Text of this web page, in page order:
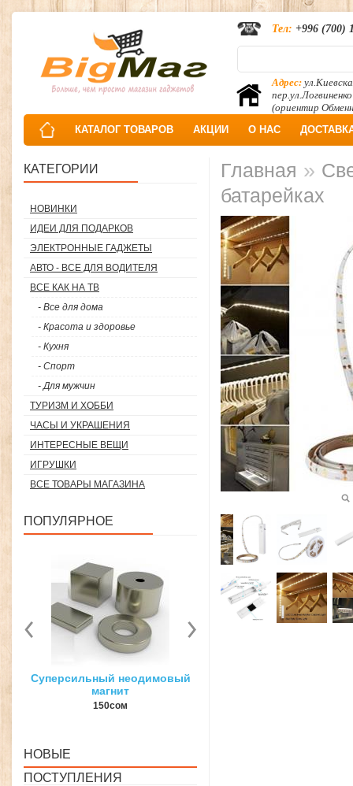
Адрес:
пер.ул.Логвиненко
(ориентир
Тел: +996 (700)
КАТАЛОГ ТОВАРОВ АКЦИИ О НАС
КАТЕГОРИИ
НОВИНКИ
ИДЕИ ДЛЯ ПОДАРКОВ
ЭЛЕКТРОННЫЕ ГАДЖЕТЫ
АВТО - ВСЕ ДЛЯ ВОДИТЕЛЯ
ВСЕ КАК НА ТВ
- Все для дома
- Красота и здоровье
- Кухня
- Спорт
- Для мужчин
ТУРИЗМ И ХОББИ
ЧАСЫ И УКРАШЕНИЯ
ИНТЕРЕСНЫЕ ВЕЩИ
ИГРУШКИ
ВСЕ ТОВАРЫ МАГАЗИНА
ПОПУЛЯРНОЕ
3D ручка для объемного
рисования
1350сом 1190сом
НОВЫЕ
ПОСТУПЛЕНИЯ
Главная »
батарейках